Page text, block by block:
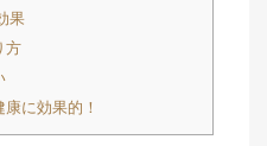
果
方
に効果的！